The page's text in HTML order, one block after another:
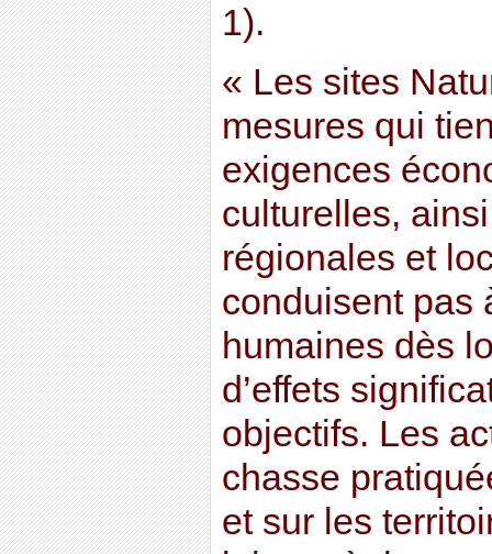
1).
« Les sites
mesures qui
exigences
culturelles,
régionales et
conduisent pas
humaines dès
d’effets
objectifs. Les
chasse
et sur les